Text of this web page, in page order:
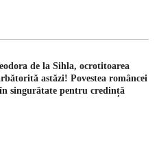
de la Sihla, ocrotitoarea
astăzi! Povestea româncei
singurătate pentru credință